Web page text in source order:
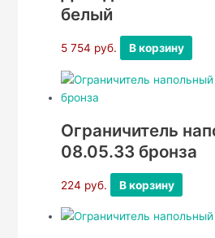
белый
5 754 руб. В корзину
Ограничитель
08.05.33 бронза
224 руб. В корзину